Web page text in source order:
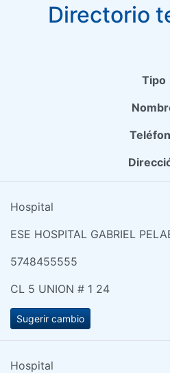
Directorio
Tipo
Hospital
ESE HOSPITAL GABRIEL
5748455555
CL 5 UNION # 1 24
Sugerir cambio
Hospital